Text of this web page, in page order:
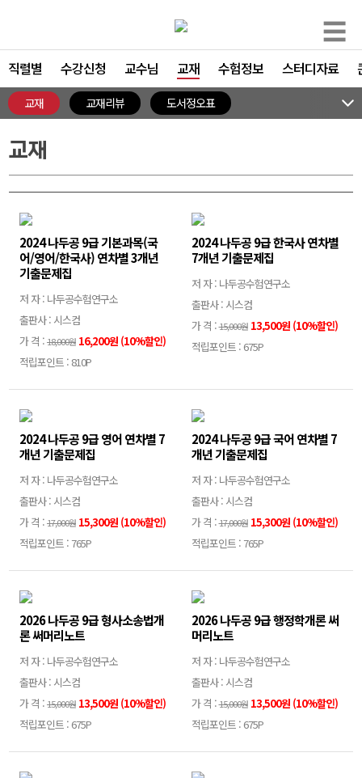
☰
직렬별 수강신청 교수님 교재 수험정보 스터디자료
교재 교재리뷰 도서정오표
교재
2024 나두공 9급 기본과목(국
어/영어/한국사) 연차별 3개년
기출문제집
저 자 : 나두공수험연구소
출판사 : 시스컴
가 격 :18,000원 16,200원 (10%할인)
적립포인트 : 810P
2024 나두공 9급 한국사 연차별
7개년 기출문제집
저 자 : 나두공수험연구소
출판사 : 시스컴
가 격 :15,000원 13,500원 (10%할인)
적립포인트 : 675P
2024 나두공 9급 영어 연차별 7
개년 기출문제집
저 자 : 나두공수험연구소
출판사 : 시스컴
가 격 :17,000원 15,300원 (10%할인)
적립포인트 : 765P
2024 나두공 9급 국어 연차별 7
개년 기출문제집
저 자 : 나두공수험연구소
출판사 : 시스컴
가 격 :17,000원 15,300원 (10%할인)
적립포인트 : 765P
2026 나두공 9급 형사소송법개
론 써머리노트
저 자 : 나두공수험연구소
출판사 : 시스컴
가 격 :15,000원 13,500원 (10%할인)
적립포인트 : 675P
2026 나두공 9급 행정학개론 써
머리노트
저 자 : 나두공수험연구소
출판사 : 시스컴
가 격 :15,000원 13,500원 (10%할인)
적립포인트 : 675P